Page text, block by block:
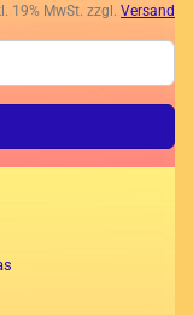
19% MwSt. zzgl. Versand